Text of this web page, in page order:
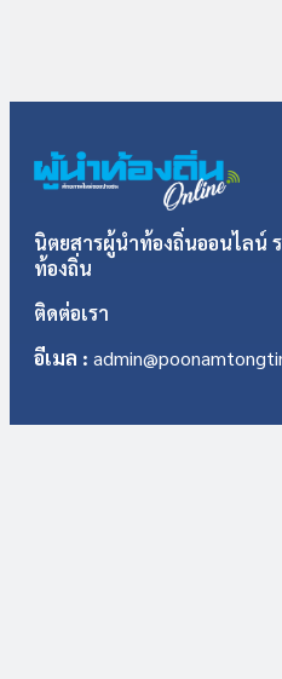
นิตยสารผู้นำท้องถิ่นออนไลน์
ท้องถิ่น
ติดต่อเรา
อีเมล :